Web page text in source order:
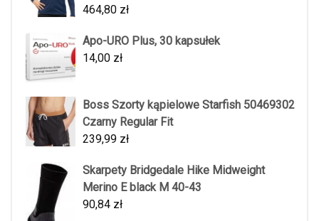
464,80 zł
Apo-URO Plus, 30 kapsułek
14,00 zł
Boss Szorty kąpielowe Starfish 50469302
Czarny Regular Fit
239,99 zł
Skarpety Bridgedale Hike Midweight
Merino E black M 40-43
90,84 zł